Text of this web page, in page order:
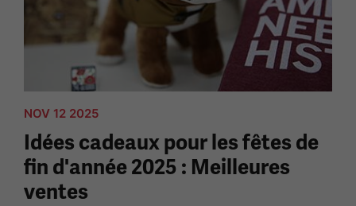
NOV 12 2025
Idées cadeaux pour les fêtes de
fin d'année 2025 : Meilleures
ventes